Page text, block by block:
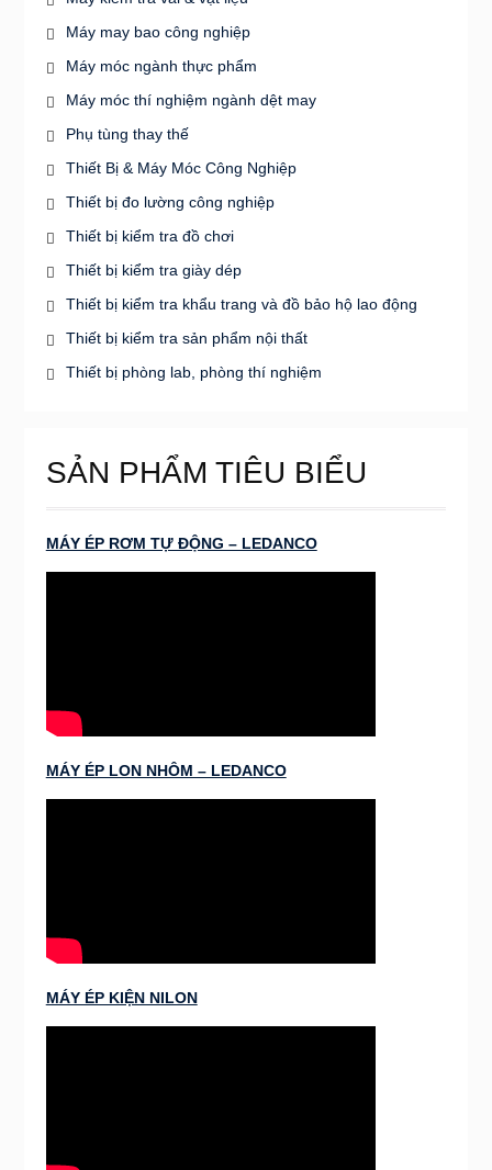
Máy may bao công nghiệp
Máy móc ngành thực phẩm
Máy móc thí nghiệm ngành dệt may
Phụ tùng thay thế
Thiết Bị & Máy Móc Công Nghiệp
Thiết bị đo lường công nghiệp
Thiết bị kiểm tra đồ chơi
Thiết bị kiểm tra giày dép
Thiết bị kiểm tra khẩu trang và đồ bảo hộ lao động
Thiết bị kiểm tra sản phẩm nội thất
Thiết bị phòng lab, phòng thí nghiệm
SẢN PHẨM TIÊU BIỂU
MÁY ÉP RƠM TỰ ĐỘNG – LEDANCO
MÁY ÉP LON NHÔM – LEDANCO
MÁY ÉP KIỆN NILON